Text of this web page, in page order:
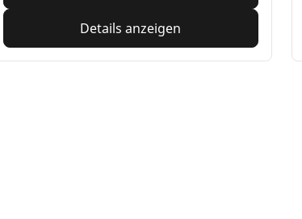
Details anzeigen